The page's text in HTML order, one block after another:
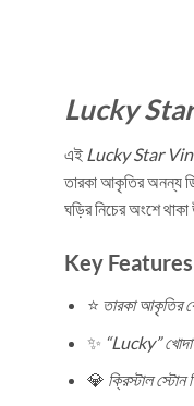
Lucky
এই Lucky Star
তারকা আকৃতির অনন্য
ঘড়ির নিচের অংশে
Key
⭐ তারকা আকৃতির
✨ “Lucky”
💎 ক্রিস্টাল স্টোন